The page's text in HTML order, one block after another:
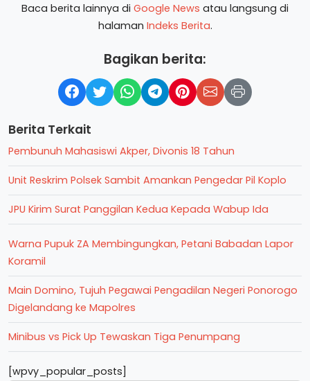
Baca berita lainnya di Google News atau langsung di
halaman Indeks Berita.
Bagikan berita:
Berita Terkait
Pembunuh Mahasiswi Akper, Divonis 18 Tahun
Unit Reskrim Polsek Sambit Amankan Pengedar Pil Koplo
JPU Kirim Surat Panggilan Kedua Kepada Wabup Ida
Warna Pupuk ZA Membingungkan, Petani Babadan Lapor
Koramil
Main Domino, Tujuh Pegawai Pengadilan Negeri Ponorogo
Digelandang ke Mapolres
Minibus vs Pick Up Tewaskan Tiga Penumpang
[wpvy_popular_posts]